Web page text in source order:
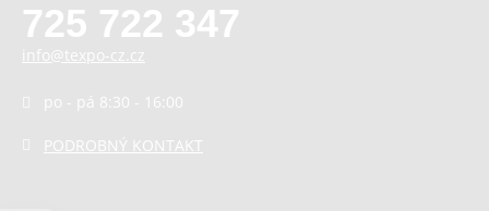
725 722 347
info@texpo-cz.cz
po - pá 8:30 - 16:00
PODROBNÝ KONTAKT